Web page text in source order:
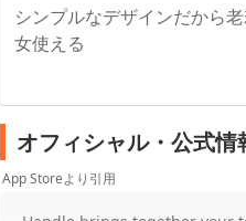
シンプルなデザインだから
女使える
オフィシャル・公式情
App Storeより引用